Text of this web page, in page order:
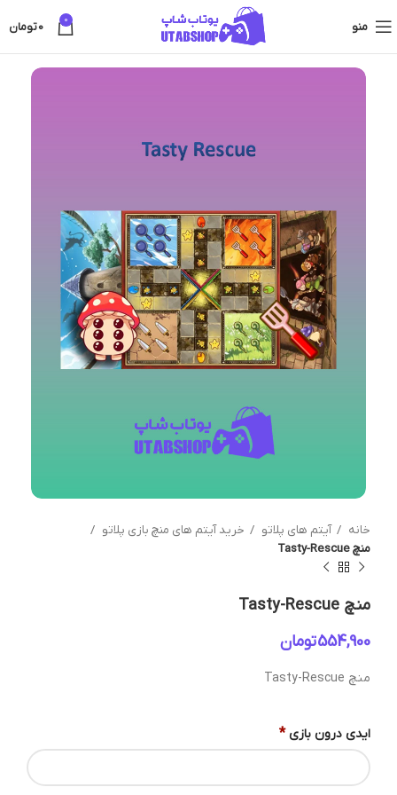
منو 0
0تومان
خانه آیتم های پلاتو
خرید آیتم های منچ بازی پلاتو
منچ Tasty-Rescue
منچ Tasty-Rescue
تومان
منچ Tasty-Rescue
ایدی درون بازی *